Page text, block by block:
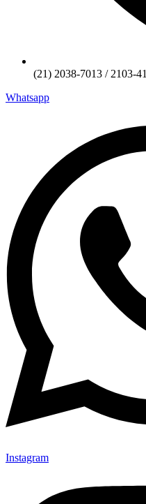
(21) 2038-7013 / 2103-
Whatsapp
Instagram